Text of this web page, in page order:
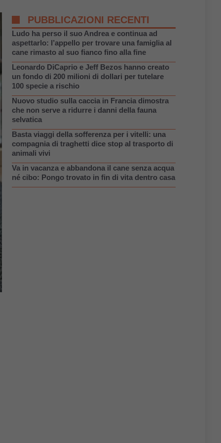
PUBBLICAZIONI RECENTI
Ludo ha perso il suo Andrea e continua ad
aspettarlo: l’appello per trovare una famiglia al
cane rimasto al suo fianco fino alla fine
Leonardo DiCaprio e Jeff Bezos hanno creato
un fondo di 200 milioni di dollari per tutelare
100 specie a rischio
Nuovo studio sulla caccia in Francia dimostra
che non serve a ridurre i danni della fauna
selvatica
Basta viaggi della sofferenza per i vitelli: una
compagnia di traghetti dice stop al trasporto di
animali vivi
Va in vacanza e abbandona il cane senza acqua
né cibo: Pongo trovato in fin di vita dentro casa